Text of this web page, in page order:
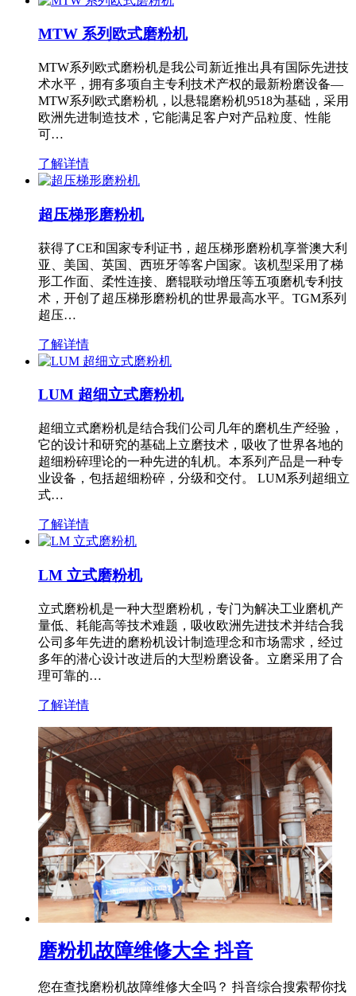
MTW 系列欧式磨粉机
MTW系列欧式磨粉机是我公司新近推出具有国际先进技
术水平，拥有多项自主专利技术产权的最新粉磨设备—
MTW系列欧式磨粉机，以悬辊磨粉机9518为基础，采用
欧洲先进制造技术，它能满足客户对产品粒度、性能
可…
了解详情
超压梯形磨粉机
获得了CE和国家专利证书，超压梯形磨粉机享誉澳大利
亚、美国、英国、西班牙等客户国家。该机型采用了梯
形工作面、柔性连接、磨辊联动增压等五项磨机专利技
术，开创了超压梯形磨粉机的世界最高水平。TGM系列
超压…
了解详情
LUM 超细立式磨粉机
超细立式磨粉机是结合我们公司几年的磨机生产经验，
它的设计和研究的基础上立磨技术，吸收了世界各地的
超细粉碎理论的一种先进的轧机。本系列产品是一种专
业设备，包括超细粉碎，分级和交付。 LUM系列超细立
式…
了解详情
LM 立式磨粉机
立式磨粉机是一种大型磨粉机，专门为解决工业磨机产
量低、耗能高等技术难题，吸收欧洲先进技术并结合我
公司多年先进的磨粉机设计制造理念和市场需求，经过
多年的潜心设计改进后的大型粉磨设备。立磨采用了合
理可靠的…
了解详情
磨粉机故障维修大全 抖音
您在查找磨粉机故障维修大全吗？ 抖音综合搜索帮你找